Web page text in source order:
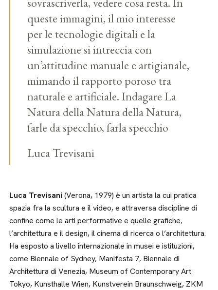
queste immagini, il mio interesse
per le tecnologie digitali e la
simulazione si intreccia con
un’attitudine manuale e artigianale,
mimando il rapporto poroso tra
naturale e artificiale. Indagare La
Natura della Natura della Natura,
farle da specchio, farla specchio
Luca Trevisani
Luca Trevisani (Verona, 1979) è un artista la cui pratica
spazia fra la scultura e il video, e attraversa discipline di
confine come le arti performative e quelle grafiche,
l’architettura e il design, il cinema di ricerca o l’architettura.
Ha esposto a livello internazionale in musei e istituzioni,
come Biennale of Sydney, Manifesta 7, Biennale di
Architettura di Venezia, Museum of Contemporary Art
Tokyo, Kunsthalle Wien, Kunstverein Braunschweig, ZKM